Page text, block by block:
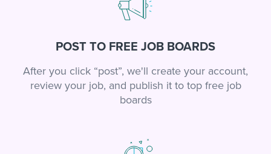
POST TO FREE JOB BOARDS
After you click “post”, we'll create your account,
review your job, and publish it to top free job
boards